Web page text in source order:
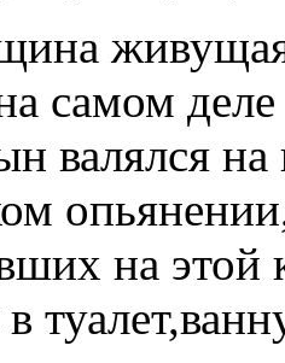
самом
валялся на
на этой